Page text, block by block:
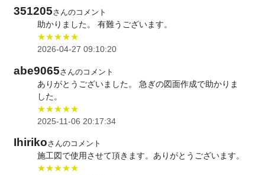
351205さんのコメント
助かりました。 有難うございます。
★★★★★
2026-04-27 09:10:20
abe9065さんのコメント
ありがとうございました。 急ぎの図面作成で助かりま
した。
★★★★★
2025-11-06 20:17:34
Ihirikoさんのコメント
施工図で使用させて頂きます。ありがとうございます。
★★★★★